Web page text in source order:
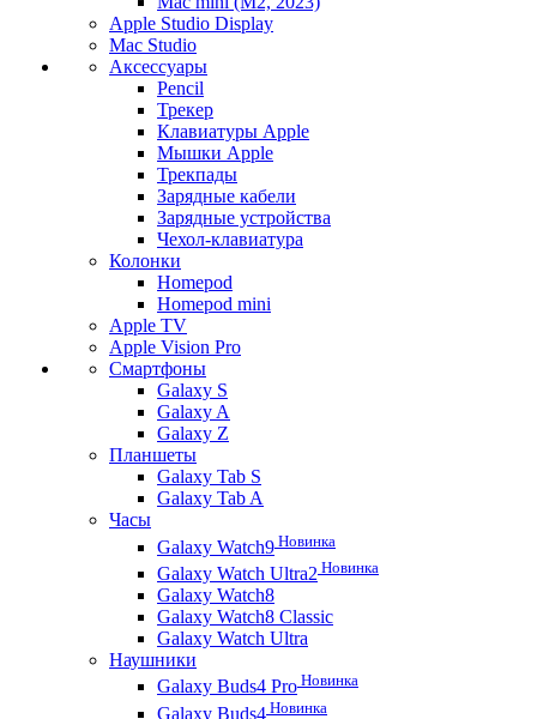
Apple Studio Display
Mac Studio
Аксессуары
Pencil
Трекер
Клавиатуры Apple
Мышки Apple
Трекпады
Зарядные кабели
Зарядные устройства
Чехол-клавиатура
Колонки
Homepod
Homepod mini
Apple TV
Apple Vision Pro
Смартфоны
Galaxy S
Galaxy A
Galaxy Z
Планшеты
Galaxy Tab S
Galaxy Tab A
Часы
Galaxy Watch9 Новинка
Galaxy Watch Ultra2 Новинка
Galaxy Watch8
Galaxy Watch8 Classic
Galaxy Watch Ultra
Наушники
Galaxy Buds4 Pro Новинка
Galaxy Buds4 Новинка